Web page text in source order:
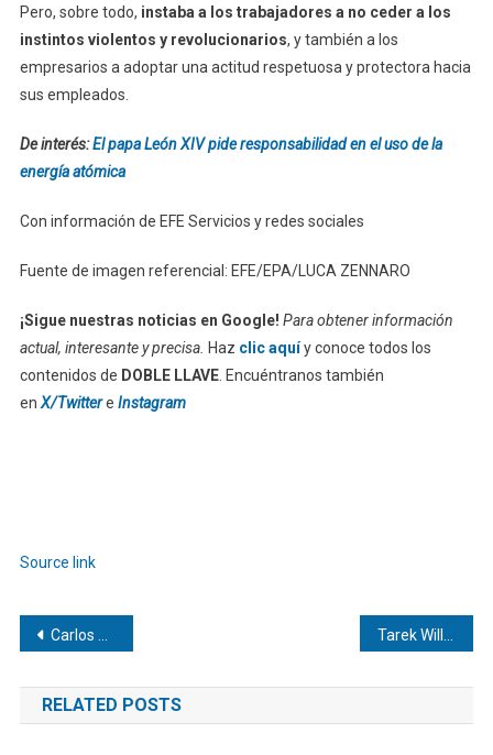
Pero, sobre todo, instaba a los trabajadores a no ceder a los
instintos violentos y revolucionarios, y también a los
empresarios a adoptar una actitud respetuosa y protectora hacia
sus empleados.
De interés:El papa León XIV pide responsabilidad en el uso de la
energía atómica
Con información de EFE Servicios y redes sociales
Fuente de imagen referencial: EFE/EPA/LUCA ZENNARO
¡Sigue nuestras noticias en Google! Para obtener información
actual, interesante y precisa. Haz clic aquíy conoce todos los
contenidos de DOBLE LLAVE. Encuéntranos también
en X/Twittere Instagram
Source link
Navegación
de
entradas
Carlos Alessandro Cestari Infantini | Las mejores apps de finanzas personales
RELATED POSTS